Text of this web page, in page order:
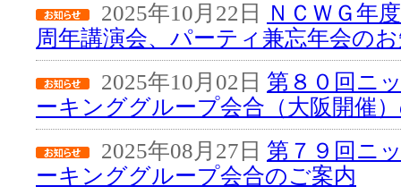
2025年10月22日
ＮＣＷＧ年
周年講演会、パーティ兼忘年会の
2025年10月02日 第８０回ニ
ーキンググループ会合（大阪開催
2025年08月27日 第７９回ニ
ーキンググループ会合のご案内